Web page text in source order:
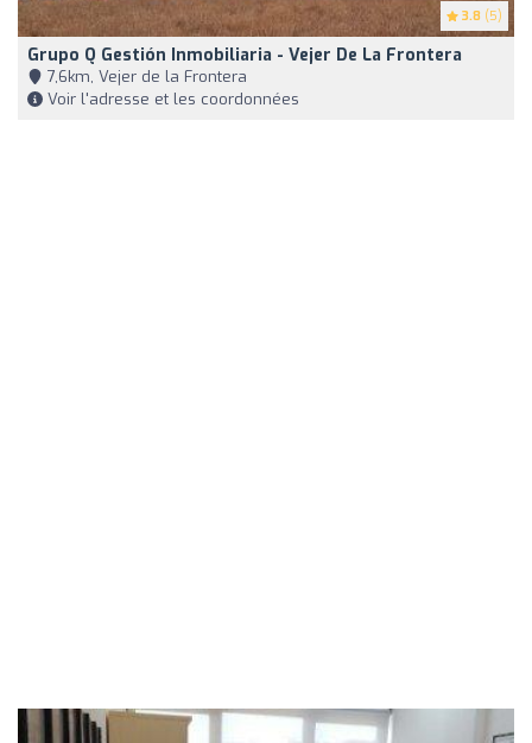
3.8 (5)
Grupo Q Gestión Inmobiliaria - Vejer De La Frontera
7,6km, Vejer de la Frontera
Voir l'adresse et les coordonnées